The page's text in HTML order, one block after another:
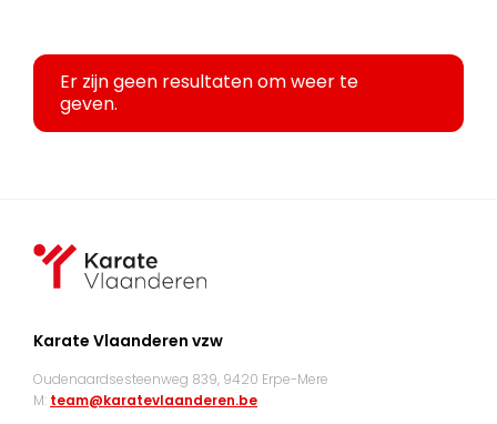
Er zijn geen resultaten om weer te
geven.
Karate Vlaanderen vzw
Oudenaardsesteenweg 839, 9420 Erpe-Mere
M: team@karatevlaanderen.be